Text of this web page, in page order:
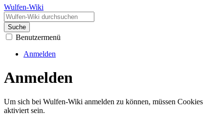
Wulfen-Wiki
Suche
Benutzermenü
Anmelden
Anmelden
Um sich bei Wulfen-Wiki anmelden zu können, müssen Cookies
aktiviert sein.